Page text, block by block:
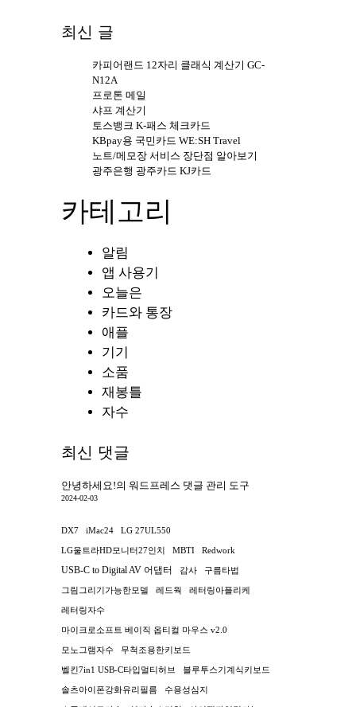
최신 글
카피어랜드 12자리 클래식 계산기 GC-
N12A
프로톤 메일
샤프 계산기
토스뱅크 K-패스 체크카드
KBpay용 국민카드 WE:SH Travel
노트/메모장 서비스 장단점 알아보기
광주은행 광주카드 KJ카드
카테고리
알림
앱 사용기
오늘은
카드와 통장
애플
기기
소품
재봉틀
자수
최신 댓글
안녕하세요!의 워드프레스 댓글 관리 도구
2024-02-03
DX7 iMac24 LG 27UL550
LG울트라HD모니터27인치 MBTI Redwork
USB-C to Digital AV 어댑터 감사 구름타법
그림그리기가능한모델 레드웍 레터링아플리케
레터링자수
마이크로소프트 베이직 옵티컬 마우스 v2.0
모노그램자수 무척조용한키보드
벨킨7in1 USB-C타입멀티허브 블루투스기계식키보드
솔츠아이폰강화유리필름 수용성심지